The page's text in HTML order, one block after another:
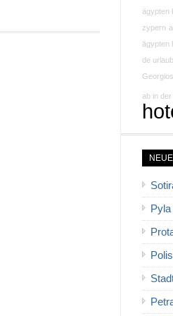
ägypten
zypern
ägypten
de urlaub
Georgios
ab in
Pyla
Polis